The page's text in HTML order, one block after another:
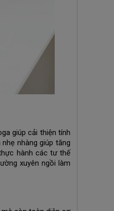
giúp cải thiện tính
nhàng giúp tăng
hành các tư thế
xuyên ngồi làm